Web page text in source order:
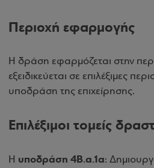
Περιοχή εφαρμογής
Η δράση εφαρμόζεται στην
εξειδικεύεται σε επιλέξιμες
υποδράση της επιχείρησης.
Επιλέξιμοι τομείς
Η υποδράση 4Β.α.1α: